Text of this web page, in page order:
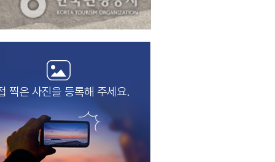
찍은 사진을 등록해 주세요.